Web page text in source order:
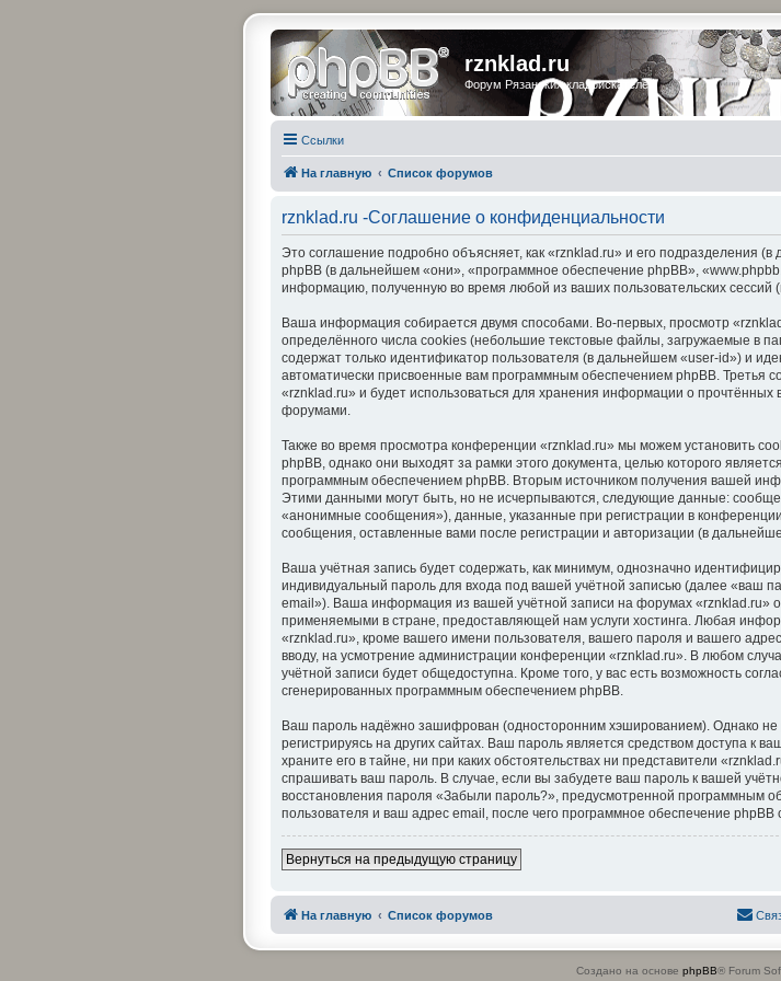
rznklad.ru
Форум Рязанских кладоискателей
Ссылки
На главную Список форумов
rznklad.ru -Соглашение о конфиденциальности
Это соглашение подробно объясняет, как «rznklad.ru» и его подразделения
phpBB (в дальнейшем «они», «программное обеспечение phpBB»,
информацию, полученную во время любой из ваших пользовательских
Ваша информация собирается двумя способами. Во-первых, просмотр
определённого числа cookies (небольшие текстовые файлы, загружаемые в
содержат только идентификатор пользователя (в дальнейшем «user-id») и
автоматически присвоенные вам программным обеспечением phpBB. Третья
«rznklad.ru» и будет использоваться для хранения информации о
форумами.
Также во время просмотра конференции «rznklad.ru» мы можем установить
phpBB, однако они выходят за рамки этого документа, целью которого
программным обеспечением phpBB. Вторым источником получения вашей
Этими данными могут быть, но не исчерпываются, следующие данные:
«анонимные сообщения»), данные, указанные при регистрации в
сообщения, оставленные вами после регистрации и авторизации (в
Ваша учётная запись будет содержать, как минимум, однозначно
индивидуальный пароль для входа под вашей учётной записью (далее «ваш
email»). Ваша информация из вашей учётной записи на форумах «rznklad.ru»
применяемыми в стране, предоставляющей нам услуги хостинга. Любая
«rznklad.ru», кроме вашего имени пользователя, вашего пароля и вашего
вводу, на усмотрение администрации конференции «rznklad.ru». В любом
учётной записи будет общедоступна. Кроме того, у вас есть возможность
сгенерированных программным обеспечением phpBB.
Ваш пароль надёжно зашифрован (односторонним хэшированием). Однако не
регистрируясь на других сайтах. Ваш пароль является средством доступа к
храните его в тайне, ни при каких обстоятельствах ни представители
спрашивать ваш пароль. В случае, если вы забудете ваш пароль к вашей
восстановления пароля «Забыли пароль?», предусмотренной программным
пользователя и ваш адрес email, после чего программное обеспечение
Вернуться на предыдущую страницу
На главную Список форумов
Создано на основе phpBB® Forum